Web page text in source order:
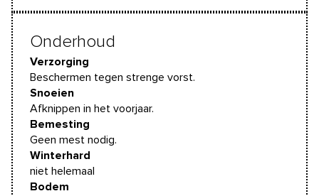
Onderhoud
Verzorging
Beschermen tegen strenge vorst.
Snoeien
Afknippen in het voorjaar.
Bemesting
Geen mest nodig.
Winterhard
niet helemaal
Bodem